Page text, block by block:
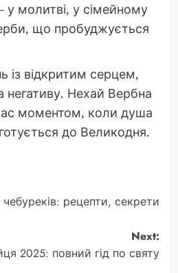
молитві, у сімейному
що пробуджується
із відкритим серцем,
негативу. Нехай Вербна
моментом, коли душа
до Великодня.
рецепти, секрети
Next:
2025: повний гід по святу